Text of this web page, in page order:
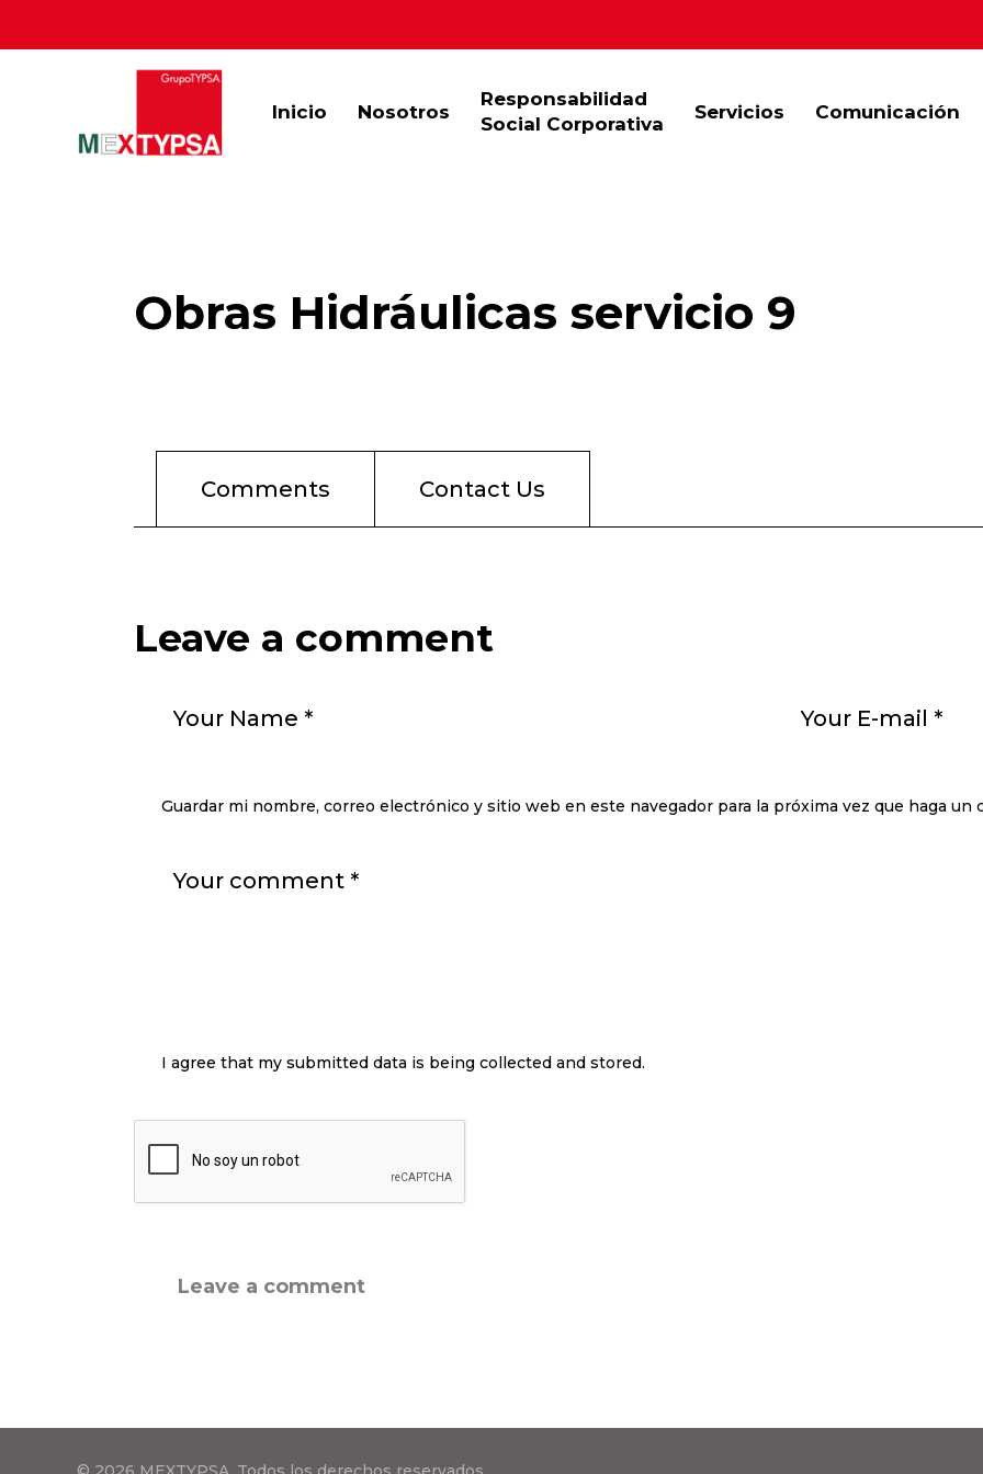
Inicio Nosotros
Responsabilidad
Social Corporativa
Servicios Comunicación
Obras Hidráulicas servicio 9
Comments Contact Us
Leave a comment
Guardar mi nombre, correo electrónico y sitio web en este navegador para la próxima vez que haga un
I agree that my submitted data is being collected and stored.